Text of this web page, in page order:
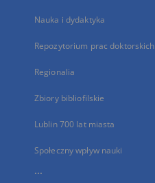
Nauka i dydaktyka
Repozytorium prac doktorskich
Regionalia
Zbiory bibliofilskie
Lublin 700 lat miasta
Społeczny wpływ nauki
...